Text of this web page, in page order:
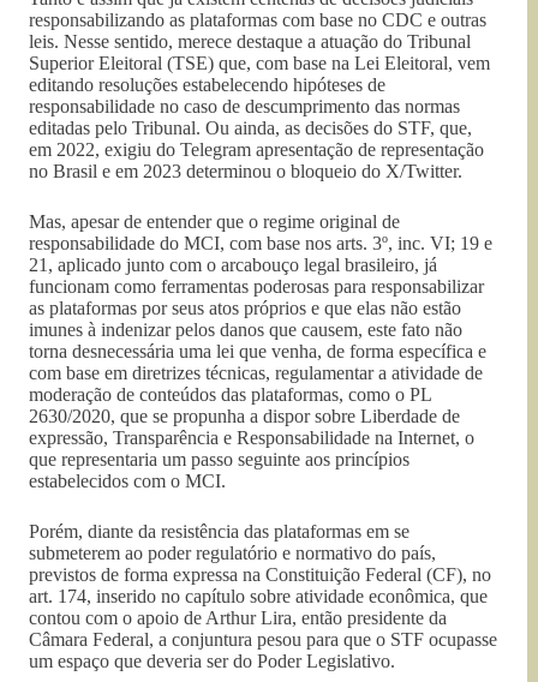
responsabilizando as plataformas com base no CDC e outras
leis. Nesse sentido, merece destaque a atuação do Tribunal
Superior Eleitoral (TSE) que, com base na Lei Eleitoral, vem
editando resoluções estabelecendo hipóteses de
responsabilidade no caso de descumprimento das normas
editadas pelo Tribunal. Ou ainda, as decisões do STF, que,
em 2022, exigiu do Telegram apresentação de representação
no Brasil e em 2023 determinou o bloqueio do X/Twitter.
Mas, apesar de entender que o regime original de
responsabilidade do MCI, com base nos arts. 3º, inc. VI; 19 e
21, aplicado junto com o arcabouço legal brasileiro, já
funcionam como ferramentas poderosas para responsabilizar
as plataformas por seus atos próprios e que elas não estão
imunes à indenizar pelos danos que causem, este fato não
torna desnecessária uma lei que venha, de forma específica e
com base em diretrizes técnicas, regulamentar a atividade de
moderação de conteúdos das plataformas, como o PL
2630/2020, que se propunha a dispor sobre Liberdade de
expressão, Transparência e Responsabilidade na Internet, o
que representaria um passo seguinte aos princípios
estabelecidos com o MCI.
Porém, diante da resistência das plataformas em se
submeterem ao poder regulatório e normativo do país,
previstos de forma expressa na Constituição Federal (CF), no
art. 174, inserido no capítulo sobre atividade econômica, que
contou com o apoio de Arthur Lira, então presidente da
Câmara Federal, a conjuntura pesou para que o STF ocupasse
um espaço que deveria ser do Poder Legislativo.